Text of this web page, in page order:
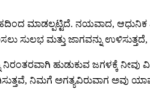
ಮಾಡಲ್ಪಟ್ಟಿದೆ. ನಯವಾದ, ಆಧುನಿಕ
ಸುಲಭ ಮತ್ತು ಜಾಗವನ್ನು ಉಳಿಸುತ್ತದೆ,
ಹುಡುಕುವ ಜಗಳಕ್ಕೆ
ನಿಮಗೆ ಅಗತ್ಯವಿರುವಾಗ ಅವು